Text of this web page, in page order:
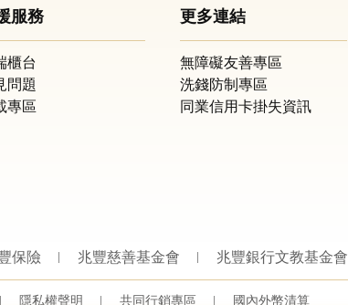
服務
櫃台
問題
專區
更多連結
無障礙友善專區
洗錢防制專區
同業信用卡掛失資訊
保險 兆豐慈善基金會 兆豐銀行文教基金會
隱私權聲明 共同行銷專區 國內外幣清算